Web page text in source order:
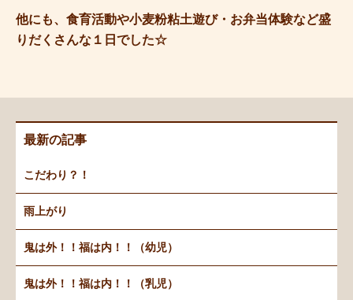
他にも、食育活動や小麦粉粘土遊び・お弁当体験など盛
りだくさんな１日でした☆
最新の記事
こだわり？！
雨上がり
鬼は外！！福は内！！（幼児）
鬼は外！！福は内！！（乳児）